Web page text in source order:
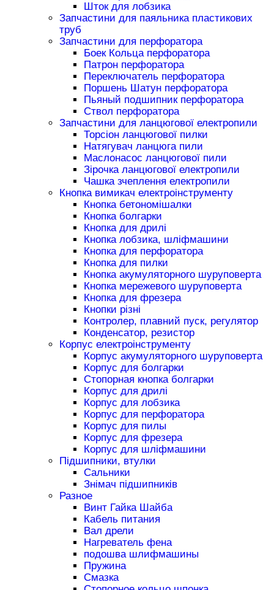
Шток для лобзика
Запчастини для паяльника пластикових
труб
Запчастини для перфоратора
Боек Кольца перфоратора
Патрон перфоратора
Переключатель перфоратора
Поршень Шатун перфоратора
Пьяный подшипник перфоратора
Ствол перфоратора
Запчастини для ланцюгової електропили
Торсіон ланцюгової пилки
Натягувач ланцюга пили
Маслонасос ланцюгової пили
Зірочка ланцюгової електропили
Чашка зчеплення електропили
Кнопка вимикач електроінструменту
Кнопка бетономішалки
Кнопка болгарки
Кнопка для дрилі
Кнопка лобзика, шліфмашини
Кнопка для перфоратора
Кнопка для пилки
Кнопка акумуляторного шуруповерта
Кнопка мережевого шуруповерта
Кнопка для фрезера
Кнопки різні
Контролер, плавний пуск, регулятор
Конденсатор, резистор
Корпус електроінструменту
Корпус акумуляторного шуруповерта
Корпус для болгарки
Стопорная кнопка болгарки
Корпус для дрилі
Корпус для лобзика
Корпус для перфоратора
Корпус для пилы
Корпус для фрезера
Корпус для шліфмашини
Підшипники, втулки
Сальники
Знімач підшипників
Разное
Винт Гайка Шайба
Кабель питания
Вал дрели
Нагреватель фена
подошва шлифмашины
Пружина
Смазка